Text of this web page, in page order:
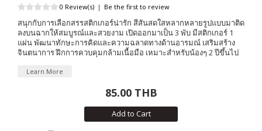
0 Review(s) | Be the first to review
สนุกกับการเลือกสรรสติกเกอร์น่ารัก สีสันสดใสหลากหลายรูปแบบมาติด
ลงบนฉากให้สมบูรณ์และสวยงาม เปิดออกมาเป็น 3 พับ มีสติกเกอร์ 1
แผ่น พัฒนาทักษะการคิดและความฉลาดทางด้านอารมณ์ เสริมสร้าง
จินตนาการ ฝึกการควบคุมกล้ามเนื้อมือ เหมาะสำหรับน้องๆ 2 ปีขึ้นไป
Learn More
85.00 THB
Add to Cart